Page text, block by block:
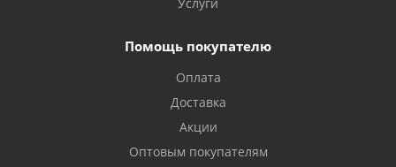
Помощь покупателю
Оплата
Доставка
Акции
Оптовым покупателям